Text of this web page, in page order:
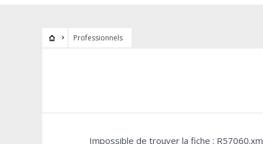
Professionnels
Impossible de trouver la fiche :